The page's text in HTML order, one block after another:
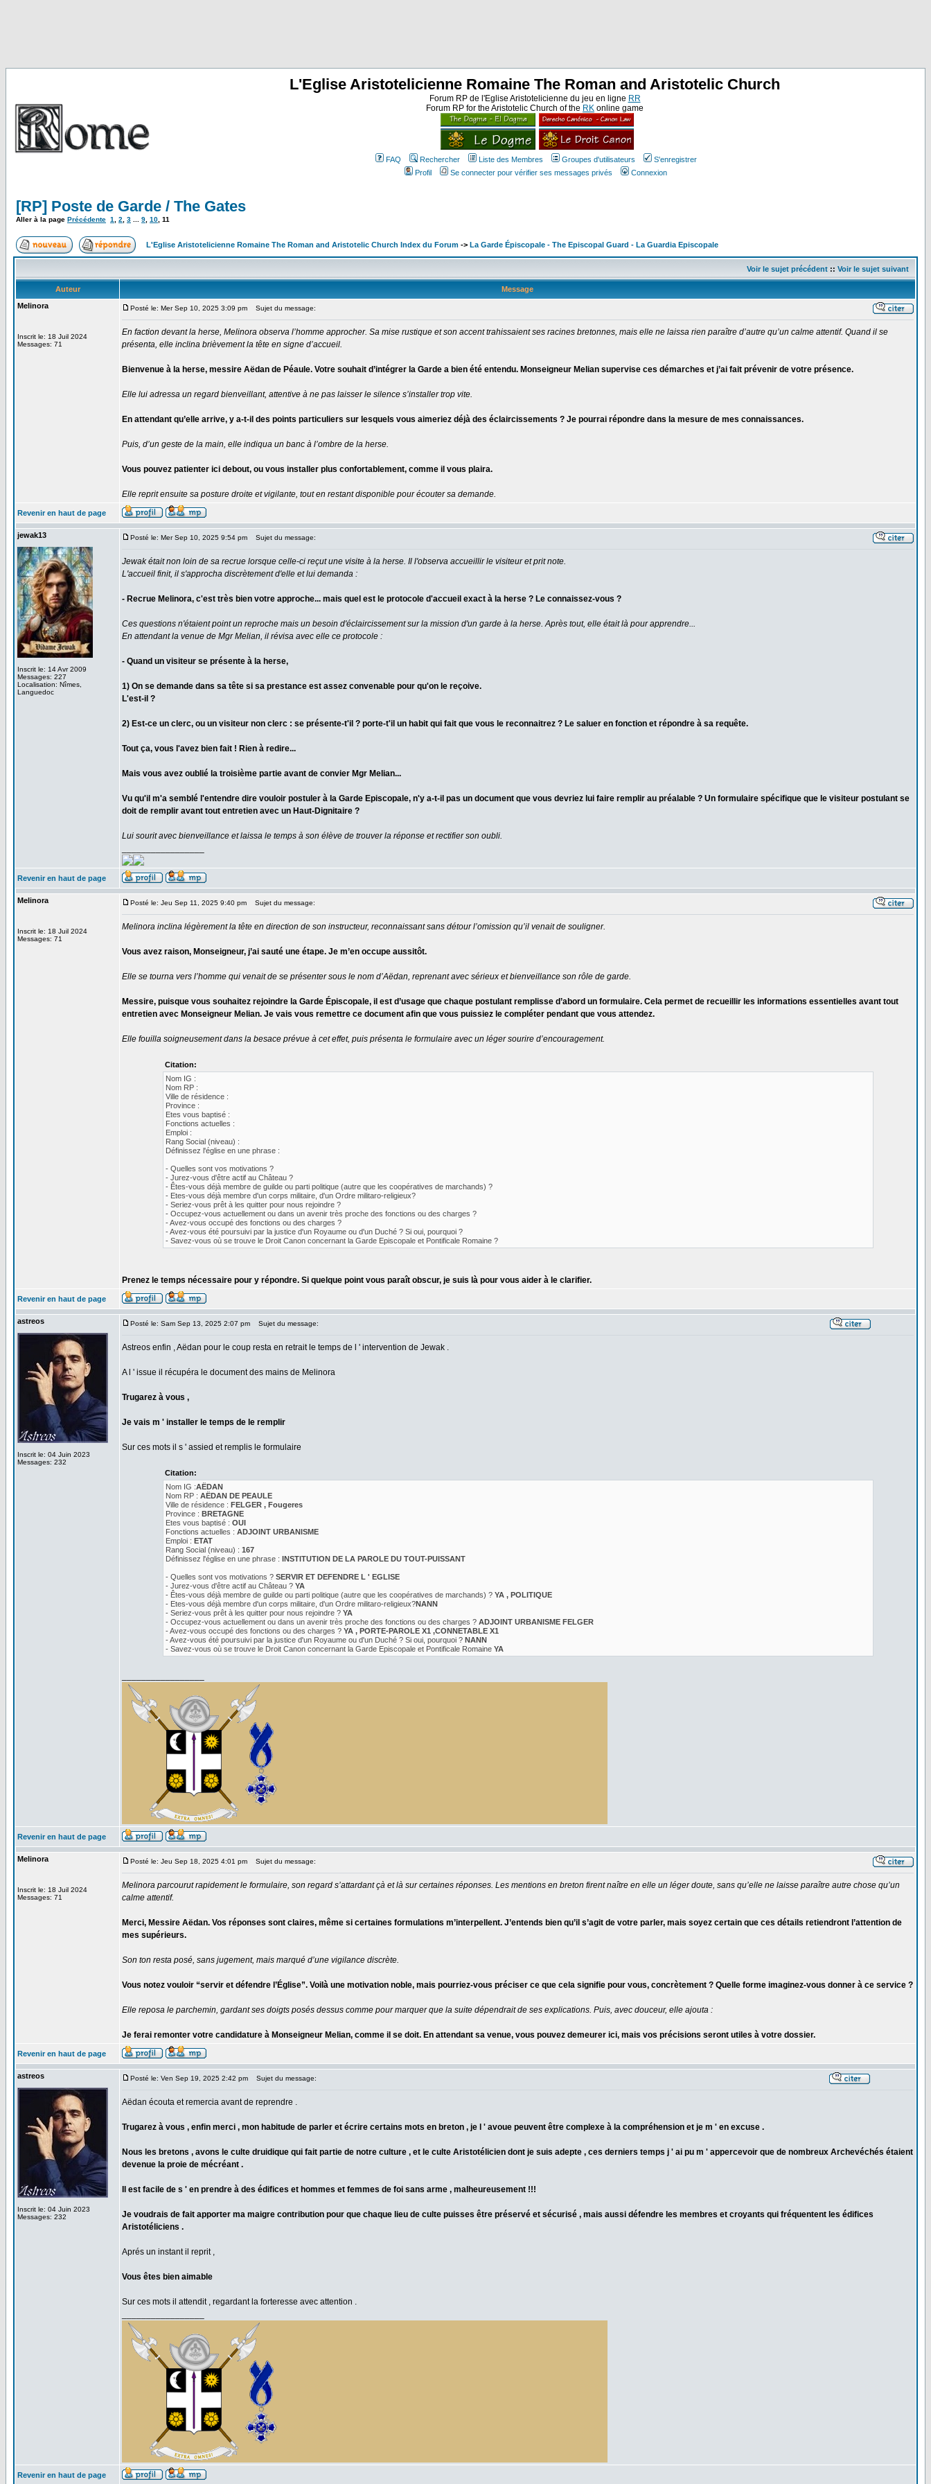
L'Eglise Aristotelicienne Romaine The Roman and Aristotelic Church
Forum RP de l'Eglise Aristotelicienne du jeu en ligne RR
Forum RP for the Aristotelic Church of the RK online game
FAQ Rechercher Liste des Membres Groupes d'utilisateurs
S'enregistrer
Profil
Se connecter pour vérifier ses messages privés Connexion
[RP] Poste de Garde / The Gates
Aller à la page Précédente 1 2 3 9 10 11
L'Eglise Aristotelicienne Romaine The Roman and Aristotelic Church Index du Forum -> La Garde Épiscopale - The Episcopal Guard - La Guardia Episcopale
Voir le sujet précédent :: Voir le sujet suivant
Auteur
Message
Melinora
Inscrit le: 18 Juil 2024
Messages: 71
Posté le: Mer Sep 10, 2025 3:09 pm Sujet du message:
En faction devant la herse, Melinora observa l’homme approcher. Sa mise rustique et son accent trahissaient ses racines bretonnes, mais elle ne laissa rien paraître d’autre qu’un calme attentif. Quand il se
présenta, elle inclina brièvement la tête en signe d’accueil.
Bienvenue à la herse, messire Aëdan de Péaule. Votre souhait d’intégrer la Garde a bien été entendu. Monseigneur Melian supervise ces démarches et j’ai fait prévenir de votre présence.
Elle lui adressa un regard bienveillant, attentive à ne pas laisser le silence s’installer trop vite.
En attendant qu’elle arrive, y a-t-il des points particuliers sur lesquels vous aimeriez déjà des éclaircissements ? Je pourrai répondre dans la mesure de mes connaissances.
Puis, d’un geste de la main, elle indiqua un banc à l’ombre de la herse.
Vous pouvez patienter ici debout, ou vous installer plus confortablement, comme il vous plaira.
Elle reprit ensuite sa posture droite et vigilante, tout en restant disponible pour écouter sa demande.
Revenir en haut de page
jewak13
Inscrit le: 14 Avr 2009
Messages: 227
Localisation: Nîmes,
Languedoc
Posté le: Mer Sep 10, 2025 9:54 pm Sujet du message:
Jewak était non loin de sa recrue lorsque celle-ci reçut une visite à la herse. Il l'observa accueillir le visiteur et prit note.
L'accueil finit, il s'approcha discrètement d'elle et lui demanda :
- Recrue Melinora, c'est très bien votre approche... mais quel est le protocole d'accueil exact à la herse ? Le connaissez-vous ?
Ces questions n'étaient point un reproche mais un besoin d'éclaircissement sur la mission d'un garde à la herse. Après tout, elle était là pour apprendre...
En attendant la venue de Mgr Melian, il révisa avec elle ce protocole :
- Quand un visiteur se présente à la herse,
1) On se demande dans sa tête si sa prestance est assez convenable pour qu'on le reçoive.
L'est-il ?
2) Est-ce un clerc, ou un visiteur non clerc : se présente-t'il ? porte-t'il un habit qui fait que vous le reconnaitrez ? Le saluer en fonction et répondre à sa requête.
Tout ça, vous l'avez bien fait ! Rien à redire...
Mais vous avez oublié la troisième partie avant de convier Mgr Melian...
Vu qu'il m'a semblé l'entendre dire vouloir postuler à la Garde Episcopale, n'y a-t-il pas un document que vous devriez lui faire remplir au préalable ? Un formulaire spécifique que le visiteur postulant se
doit de remplir avant tout entretien avec un Haut-Dignitaire ?
Lui sourit avec bienveillance et laissa le temps à son élève de trouver la réponse et rectifier son oubli.
Revenir en haut de page
Melinora
Inscrit le: 18 Juil 2024
Messages: 71
Posté le: Jeu Sep 11, 2025 9:40 pm Sujet du message:
Melinora inclina légèrement la tête en direction de son instructeur, reconnaissant sans détour l’omission qu’il venait de souligner.
Vous avez raison, Monseigneur, j’ai sauté une étape. Je m’en occupe aussitôt.
Elle se tourna vers l’homme qui venait de se présenter sous le nom d’Aëdan, reprenant avec sérieux et bienveillance son rôle de garde.
Messire, puisque vous souhaitez rejoindre la Garde Épiscopale, il est d’usage que chaque postulant remplisse d’abord un formulaire. Cela permet de recueillir les informations essentielles avant tout
entretien avec Monseigneur Melian. Je vais vous remettre ce document afin que vous puissiez le compléter pendant que vous attendez.
Elle fouilla soigneusement dans la besace prévue à cet effet, puis présenta le formulaire avec un léger sourire d’encouragement.
Citation:
Nom IG :
Nom RP :
Ville de résidence :
Province :
Etes vous baptisé :
Fonctions actuelles :
Emploi :
Rang Social (niveau) :
Définissez l'église en une phrase :
- Quelles sont vos motivations ?
- Jurez-vous d'être actif au Château ?
- Êtes-vous déjà membre de guilde ou parti politique (autre que les coopératives de marchands) ?
- Etes-vous déjà membre d'un corps militaire, d'un Ordre militaro-religieux?
- Seriez-vous prêt à les quitter pour nous rejoindre ?
- Occupez-vous actuellement ou dans un avenir très proche des fonctions ou des charges ?
- Avez-vous occupé des fonctions ou des charges ?
- Avez-vous été poursuivi par la justice d'un Royaume ou d'un Duché ? Si oui, pourquoi ?
- Savez-vous où se trouve le Droit Canon concernant la Garde Episcopale et Pontificale Romaine ?
Prenez le temps nécessaire pour y répondre. Si quelque point vous paraît obscur, je suis là pour vous aider à le clarifier.
Revenir en haut de page
astreos
Inscrit le: 04 Juin 2023
Messages: 232
Posté le: Sam Sep 13, 2025 2:07 pm Sujet du message:
Astreos enfin , Aëdan pour le coup resta en retrait le temps de l ' intervention de Jewak .
A l ' issue il récupéra le document des mains de Melinora
Trugarez à vous ,
Je vais m ' installer le temps de le remplir
Sur ces mots il s ' assied et remplis le formulaire
Citation:
Nom IG :AËDAN
Nom RP : AËDAN DE PEAULE
Ville de résidence : FELGER , Fougeres
Province : BRETAGNE
Etes vous baptisé : OUI
Fonctions actuelles : ADJOINT URBANISME
Emploi : ETAT
Rang Social (niveau) : 167
Définissez l'église en une phrase : INSTITUTION DE LA PAROLE DU TOUT-PUISSANT
- Quelles sont vos motivations ? SERVIR ET DEFENDRE L ' EGLISE
- Jurez-vous d'être actif au Château ? YA
- Êtes-vous déjà membre de guilde ou parti politique (autre que les coopératives de marchands) ? YA , POLITIQUE
- Etes-vous déjà membre d'un corps militaire, d'un Ordre militaro-religieux?NANN
- Seriez-vous prêt à les quitter pour nous rejoindre ? YA
- Occupez-vous actuellement ou dans un avenir très proche des fonctions ou des charges ? ADJOINT URBANISME FELGER
- Avez-vous occupé des fonctions ou des charges ? YA , PORTE-PAROLE X1 ,CONNETABLE X1
- Avez-vous été poursuivi par la justice d'un Royaume ou d'un Duché ? Si oui, pourquoi ? NANN
- Savez-vous où se trouve le Droit Canon concernant la Garde Episcopale et Pontificale RomaineYA
Revenir en haut de page
Melinora
Inscrit le: 18 Juil 2024
Messages: 71
Posté le: Jeu Sep 18, 2025 4:01 pm Sujet du message:
Melinora parcourut rapidement le formulaire, son regard s’attardant çà et là sur certaines réponses. Les mentions en breton firent naître en elle un léger doute, sans qu’elle ne laisse paraître autre chose qu’un
calme attentif.
Merci, Messire Aëdan. Vos réponses sont claires, même si certaines formulations m’interpellent. J’entends bien qu’il s’agit de votre parler, mais soyez certain que ces détails retiendront l’attention de
mes supérieurs.
Son ton resta posé, sans jugement, mais marqué d’une vigilance discrète.
Vous notez vouloir “servir et défendre l’Église”. Voilà une motivation noble, mais pourriez-vous préciser ce que cela signifie pour vous, concrètement ? Quelle forme imaginez-vous donner à ce service ?
Elle reposa le parchemin, gardant ses doigts posés dessus comme pour marquer que la suite dépendrait de ses explications. Puis, avec douceur, elle ajouta :
Je ferai remonter votre candidature à Monseigneur Melian, comme il se doit. En attendant sa venue, vous pouvez demeurer ici, mais vos précisions seront utiles à votre dossier.
Revenir en haut de page
astreos
Inscrit le: 04 Juin 2023
Messages: 232
Posté le: Ven Sep 19, 2025 2:42 pm Sujet du message:
Aëdan écouta et remercia avant de reprendre .
Trugarez à vous , enfin merci , mon habitude de parler et écrire certains mots en breton , je l ' avoue peuvent être complexe à la compréhension et je m ' en excuse .
Nous les bretons , avons le culte druidique qui fait partie de notre culture , et le culte Aristotélicien dont je suis adepte , ces derniers temps j ' ai pu m ' appercevoir que de nombreux Archevéchés étaient
devenue la proie de mécréant .
Il est facile de s ' en prendre à des édifices et hommes et femmes de foi sans arme , malheureusement !!!
Je voudrais de fait apporter ma maigre contribution pour que chaque lieu de culte puisses être préservé et sécurisé , mais aussi défendre les membres et croyants qui fréquentent les édifices
Aristotéliciens .
Aprés un instant il reprit ,
Vous êtes bien aimable
Sur ces mots il attendit , regardant la forteresse avec attention .
Revenir en haut de page